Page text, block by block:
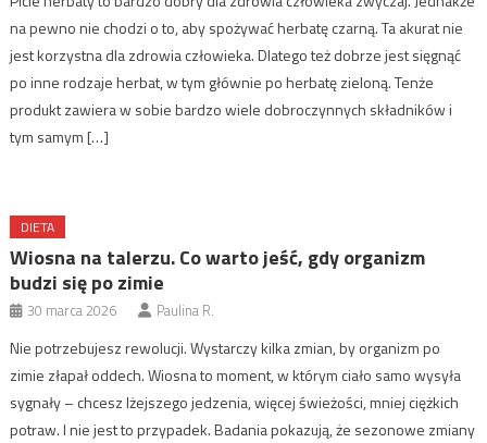
na pewno nie chodzi o to, aby spożywać herbatę czarną. Ta akurat nie
jest korzystna dla zdrowia człowieka. Dlatego też dobrze jest sięgnąć
po inne rodzaje herbat, w tym głównie po herbatę zieloną. Tenże
produkt zawiera w sobie bardzo wiele dobroczynnych składników i
tym samym […]
DIETA
Wiosna na talerzu. Co warto jeść, gdy organizm
budzi się po zimie
30 marca 2026 Paulina R.
Nie potrzebujesz rewolucji. Wystarczy kilka zmian, by organizm po
zimie złapał oddech. Wiosna to moment, w którym ciało samo wysyła
sygnały – chcesz lżejszego jedzenia, więcej świeżości, mniej ciężkich
potraw. I nie jest to przypadek. Badania pokazują, że sezonowe zmiany